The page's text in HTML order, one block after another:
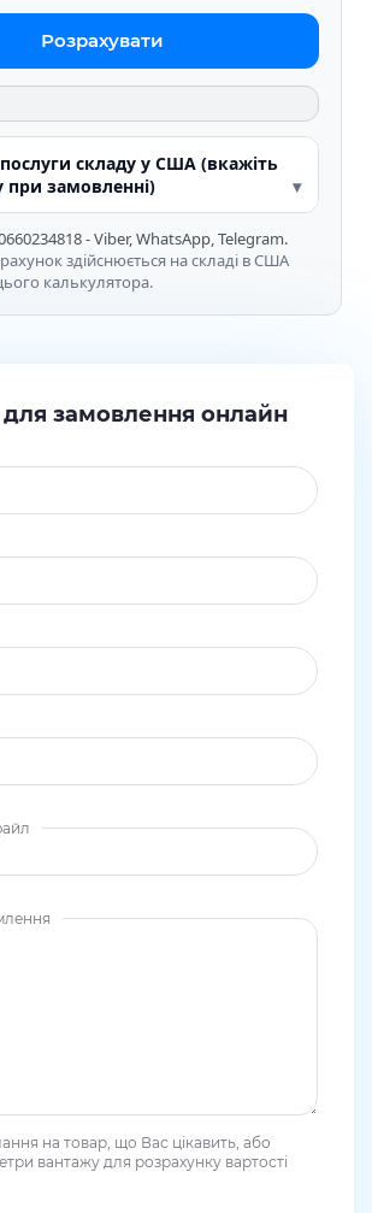
Розрахувати
складу у США (вкажіть
замовленні)
- Viber, WhatsApp, Telegram.
здійснюється на складі в США
калькулятора.
замовлення онлайн
на товар, що Вас цікавить, або
вантажу для розрахунку вартості